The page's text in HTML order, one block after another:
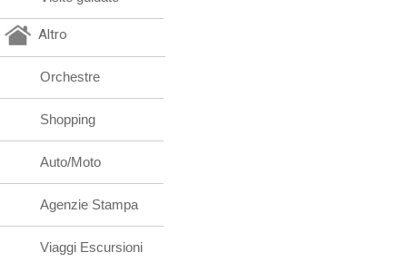
Altro
Orchestre
Shopping
Auto/Moto
Agenzie Stampa
Viaggi Escursioni